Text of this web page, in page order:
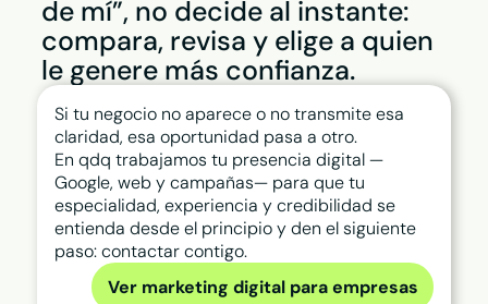
de mí”, no decide al instante:
compara, revisa y elige a quien
le genere más confianza.
Si tu negocio no aparece o no transmite esa
claridad, esa oportunidad pasa a otro.
En qdq trabajamos tu presencia digital —
Google, web y campañas— para que tu
especialidad, experiencia y credibilidad se
entienda desde el principio y den el siguiente
paso: contactar contigo.
Ver marketing digital para empresas
Convierte oportunidades y
haz crecer tu negocio
Comparador de planes >
Elige el mejor plan para tu empresa
Te puede interesar
Reserva de cita›
Reserva de mesa›
Publicidad en Google›
ChatBot IA ›
Plan Desarrollo >
Plan Contacto Activo >
Plan Impulsa >
Plan Visibilidad >
Plan Integral >